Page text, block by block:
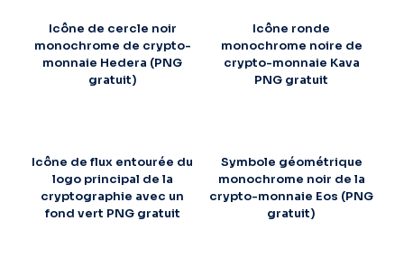
Icône de cercle noir
monochrome de crypto-
monnaie Hedera (PNG
gratuit)
Icône ronde
monochrome noire de
crypto-monnaie Kava
PNG gratuit
Icône de flux entourée du
logo principal de la
cryptographie avec un
fond vert PNG gratuit
Symbole géométrique
monochrome noir de la
crypto-monnaie Eos (PNG
gratuit)